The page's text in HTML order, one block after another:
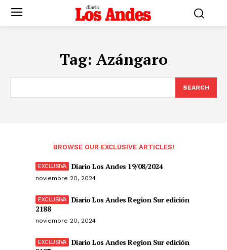
Tag: Azángaro
SEARCH
BROWSE OUR EXCLUSIVE ARTICLES!
Diario Los Andes 19/08/2024
noviembre 20, 2024
Diario Los Andes Region Sur edición
2188
noviembre 20, 2024
Diario Los Andes Region Sur edición